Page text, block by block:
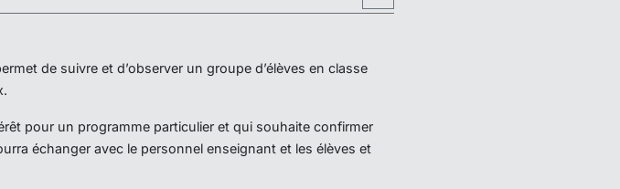
de suivre et d’observer un groupe d’élèves en classe
pour un programme particulier et qui souhaite confirmer
échanger avec le personnel enseignant et les élèves et